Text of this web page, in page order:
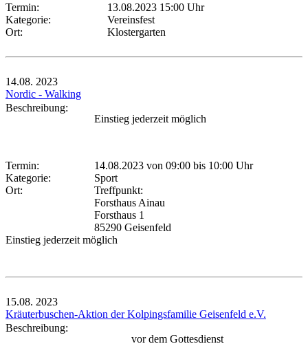
Termin:
13.08.2023 15:00 Uhr
Kategorie:
Vereinsfest
Ort:
Klostergarten
14.08. 2023
Nordic - Walking
Beschreibung:
Einstieg jederzeit möglich
Termin: 14.08.2023 von 09:00 bis 10:00 Uhr
Kategorie:
Sport
Ort:
Treffpunkt:
Forsthaus Ainau
Forsthaus 1
85290 Geisenfeld
Einstieg jederzeit möglich
15.08. 2023
Kräuterbuschen-Aktion der Kolpingsfamilie Geisenfeld e.V.
Beschreibung:
vor dem Gottesdienst